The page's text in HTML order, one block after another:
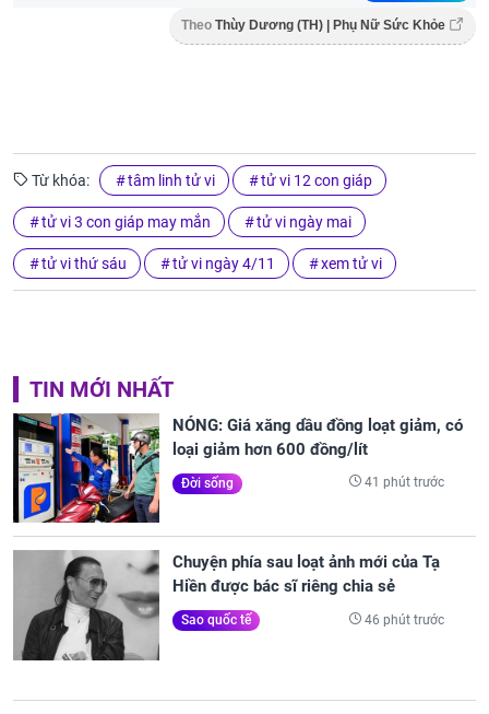
Theo Thùy Dương (TH) | Phụ Nữ Sức Khỏe
Từ khóa: tâm linh tử vi tử vi 12 con giáp
tử vi 3 con giáp may mắn tử vi ngày mai
tử vi thứ sáu tử vi ngày 4/11 xem tử vi
TIN MỚI NHẤT
NÓNG: Giá xăng dầu đồng loạt giảm, có
loại giảm hơn 600 đồng/lít
Đời sống 41 phút trước
Chuyện phía sau loạt ảnh mới của Tạ
Hiền được bác sĩ riêng chia sẻ
Sao quốc tế 46 phút trước